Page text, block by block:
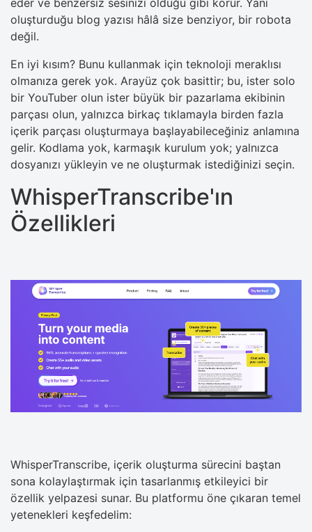
oluşturduğu blog yazısı hâlâ size benziyor, bir robota
değil.
En iyi kısım? Bunu kullanmak için teknoloji meraklısı
olmanıza gerek yok. Arayüz çok basittir; bu, ister solo
bir YouTuber olun ister büyük bir pazarlama ekibinin
parçası olun, yalnızca birkaç tıklamayla birden fazla
içerik parçası oluşturmaya başlayabileceğiniz anlamına
gelir. Kodlama yok, karmaşık kurulum yok; yalnızca
dosyanızı yükleyin ve ne oluşturmak istediğinizi seçin.
WhisperTranscribe'ın
Özellikleri
WhisperTranscribe, içerik oluşturma sürecini baştan
sona kolaylaştırmak için tasarlanmış etkileyici bir
özellik yelpazesi sunar. Bu platformu öne çıkaran temel
yetenekleri keşfedelim: